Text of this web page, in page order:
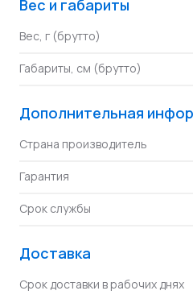
Вес и габариты
Вес, г (брутто)
Габариты, см (брутто)
Дополнительная
Страна производитель
Гарантия
Срок службы
Доставка
Срок доставки в рабочих днях